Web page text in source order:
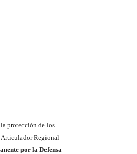
protección de los
Articulador Regional
por la Defensa